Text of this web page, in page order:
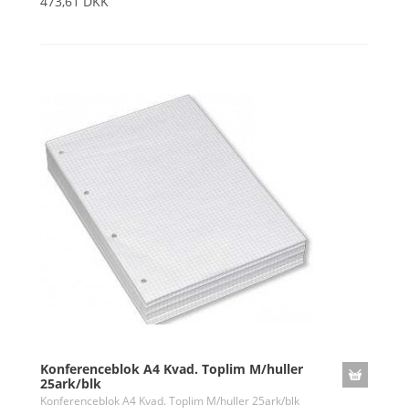
Konferenceblok A4 Kvad. Toplim M/huller
25ark/blk
Konferenceblok A4 Kvad. Toplim M/huller 25ark/blk